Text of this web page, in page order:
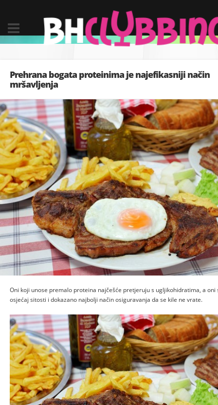
Prehrana bogata proteinima je najefikasniji način
mršavljenja
Oni koji unose premalo proteina najčešće pretjeruju s ugljikohidratima, a oni
osjećaj sitosti i dokazano najbolji način osiguravanja da se kile ne vrate.